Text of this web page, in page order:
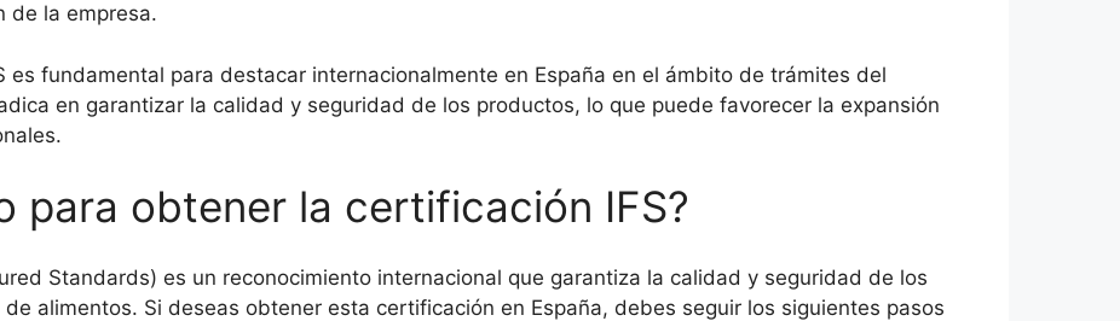
de la empresa.
es fundamental para destacar internacionalmente en España en el ámbito de trámites del
en garantizar la calidad y seguridad de los productos, lo que puede favorecer la expansión
para obtener la certificación IFS?
Standards) es un reconocimiento internacional que garantiza la calidad y seguridad de los
alimentos. Si deseas obtener esta certificación en España, debes seguir los siguientes pasos